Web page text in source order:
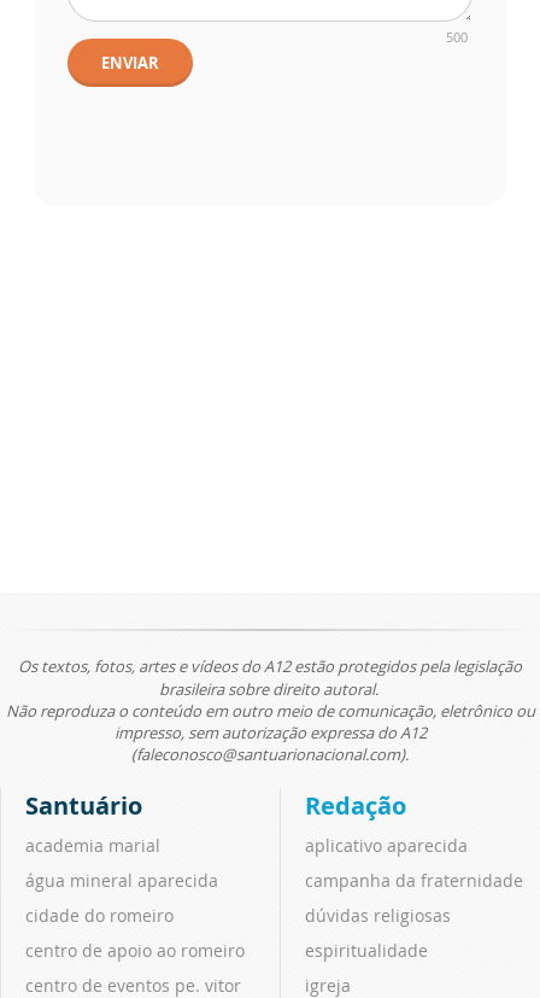
500
ENVIAR
Os textos, fotos, artes e vídeos do A12 estão protegidos pela legislação
brasileira sobre direito autoral.
Não reproduza o conteúdo em outro meio de comunicação, eletrônico ou
impresso, sem autorização expressa do A12
(faleconosco@santuarionacional.com).
Santuário
academia marial
água mineral aparecida
cidade do romeiro
centro de apoio ao romeiro
centro de eventos pe. vitor
Redação
aplicativo aparecida
campanha da fraternidade
dúvidas religiosas
espiritualidade
igreja